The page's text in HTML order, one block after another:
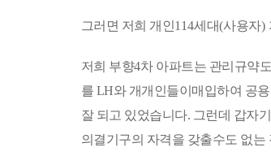
그러면 저희 개인 114세대(사용자)
저희 부향4차 아파트는 관리규약
를 LH와 개개인들이매입하여 공
잘 되고 있었습니다. 그런데 갑자
의결기구의 자격을 갖출수도 없는
리
제
유
형"
따
라
용